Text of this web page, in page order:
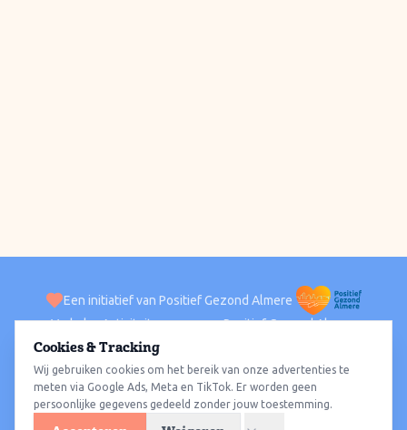
Een initiatief van Positief Gezond Almere
VerhalenActiviteiten Positief Gezond Almere
ACTIVITEITEN PER WIJK
Alle wijkenAlmere HavenAlmere StadAlmere BuitenAlmere Poort
Almere HoutAlmere OosterwoldWat te doen
Cookies & Tracking
Wij gebruiken cookies om het bereik van onze advertenties te
meten via Google Ads, Meta en TikTok. Er worden geen
persoonlijke gegevens gedeeld zonder jouw toestemming.